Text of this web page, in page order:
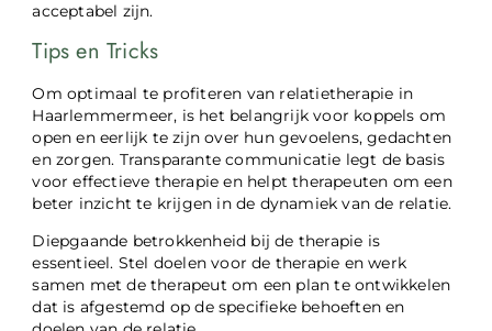
acceptabel zijn.
Tips en Tricks
Om optimaal te profiteren van relatietherapie in
Haarlemmermeer, is het belangrijk voor koppels om
open en eerlijk te zijn over hun gevoelens, gedachten
en zorgen. Transparante communicatie legt de basis
voor effectieve therapie en helpt therapeuten om een
beter inzicht te krijgen in de dynamiek van de relatie.
Diepgaande betrokkenheid bij de therapie is
essentieel. Stel doelen voor de therapie en werk
samen met de therapeut om een plan te ontwikkelen
dat is afgestemd op de specifieke behoeften en